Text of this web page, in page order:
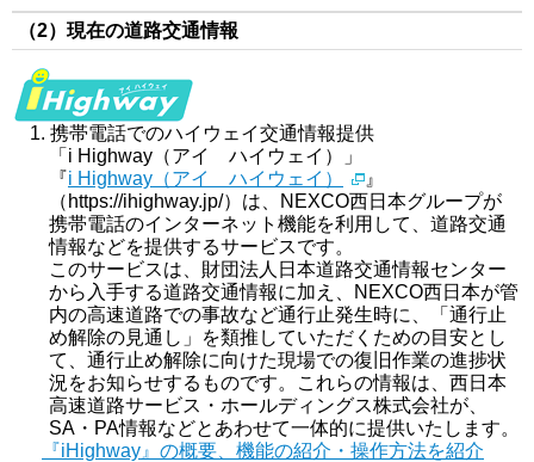
（2）現在の道路交通情報
携帯電話でのハイウェイ交通情報提供
「i Highway（アイ ハイウェイ）」
『i Highway（アイ ハイウェイ）
』
（https://ihighway.jp/）は、NEXCO西日本グループが
携帯電話のインターネット機能を利用して、道路交通
情報などを提供するサービスです。
このサービスは、財団法人日本道路交通情報センター
から入手する道路交通情報に加え、NEXCO西日本が管
内の高速道路での事故など通行止発生時に、「通行止
め解除の見通し」を類推していただくための目安とし
て、通行止め解除に向けた現場での復旧作業の進捗状
況をお知らせするものです。これらの情報は、西日本
高速道路サービス・ホールディングス株式会社が、
SA・PA情報などとあわせて一体的に提供いたします。
『iHighway』の概要、機能の紹介・操作方法を紹介